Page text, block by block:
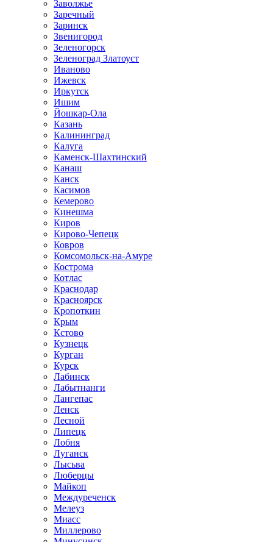
Заволжье
Заречный
Заринск
Звенигород
Зеленогорск
Зеленоград Златоуст
Иваново
Ижевск
Иркутск
Ишим
Йошкар-Ола
Казань
Калининград
Калуга
Каменск-Шахтинский
Канаш
Канск
Касимов
Кемерово
Кинешма
Киров
Кирово-Чепецк
Ковров
Комсомольск-на-Амуре
Кострома
Котлас
Краснодар
Красноярск
Кропоткин
Крым
Кстово
Кузнецк
Курган
Курск
Лабинск
Лабытнанги
Лангепас
Ленск
Лесной
Липецк
Лобня
Луганск
Лысьва
Люберцы
Майкоп
Междуреченск
Мелеуз
Миасс
Миллерово